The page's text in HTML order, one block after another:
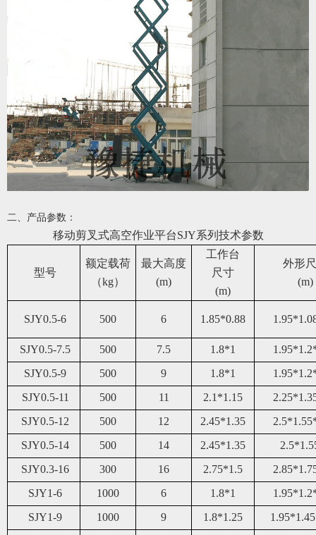
二、产品参数：
移动剪叉式高空作业平台SJY系列 技术参数
型号
额定载荷
（kg）
最大高度
(m)
工作台
尺寸
(m)
外形
(m)
SJY0.5-6 500 6 1.85*0.88
SJY0.5-7.5 500 7.5 1.8*1
SJY0.5-9
500 9 1.8*1
SJY0.5-11
500 11 2.1*1.15
SJY0.5-12
500 12 2.45*1.35
SJY0.5-14 500 14 2.45*1.35
SJY0.3-16
300 16 2.75*1.5
SJY1-6
1000 6 1.8*1
SJY1-9
1000 9 1.8*1.25